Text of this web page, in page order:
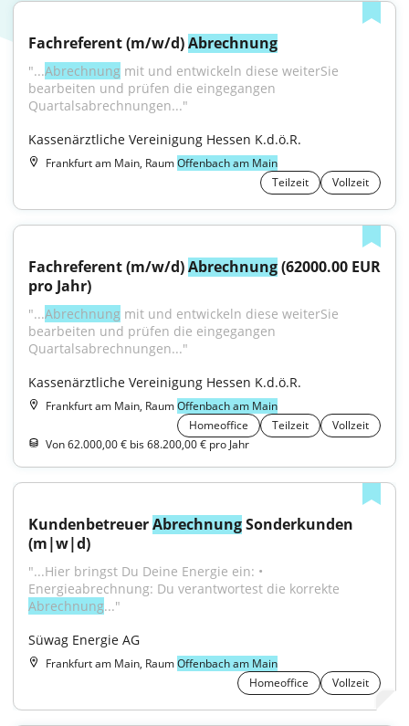
Fachreferent (m/w/d) Abrechnung
"...Abrechnung mit und entwickeln diese weiterSie
bearbeiten und prüfen die eingegangen
Quartalsabrechnungen..."
Kassenärztliche Vereinigung Hessen K.d.ö.R.
Frankfurt am Main, RaumOffenbach am Main
Teilzeit
Vollzeit
Fachreferent (m/w/d) Abrechnung (62000.00 EUR
pro Jahr)
"...Abrechnung mit und entwickeln diese weiterSie
bearbeiten und prüfen die eingegangen
Quartalsabrechnungen..."
Kassenärztliche Vereinigung Hessen K.d.ö.R.
Frankfurt am Main, RaumOffenbach am Main
Homeoffice
Teilzeit
Vollzeit
Von 62.000,00 € bis 68.200,00 € pro Jahr
Kundenbetreuer Abrechnung Sonderkunden
(m|w|d)
"...Hier bringst Du Deine Energie ein: •
Abrechnung..."
Süwag Energie AG
Frankfurt am Main, RaumOffenbach am Main
Homeoffice
Vollzeit